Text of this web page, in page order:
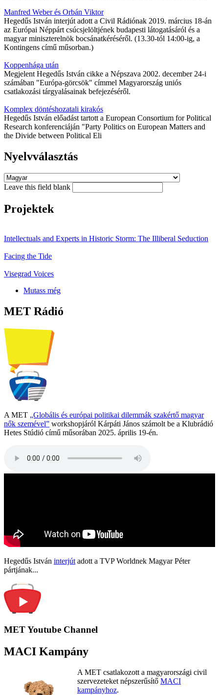
Manfred Weber és Orbán Viktor
Hegedűs István interjút adott a Civil Rádiónak 2019. március 18-án
az Európai Néppárt csúcsjelöltjének budapesti látogatásáról és a
magyar miniszterelnök bocsánatkéréséről. (13.30-tól 14:00-ig, a
Kontingens című műsorban.)
Koppenhága után
Megjelent Hegedűs István cikke a Népszava 2002. december 24-i
számában "Európa-görcsök" címmel Magyarország uniós
csatlakozási tárgyalásainak befejezéséről.
Komplex döntéshozatali kirakós
Hegedűs István előadást tartott a European Consortium for Political
Research konferenciáján "Party Politics on European Matters and
the Divide between Political Eli
Nyelvválasztás
Leave this field blank
Projektek
Intellectuals and Experts in Historic Storm: The Illiberal Seduction
Facing the Tide
Visegrad Voices
Mutass még
MET Rádió
A MET „Globális és európai politikai dilemmák szakértő magyar
nők szemével” workshopjáról Kárpáti János számolt be a Klubrádió
Hetes Stúdió című műsorában 2025. április 19-én.
Hegedűs István interjút adott a TVP Worldnek Magyar Péter
pártjának...
MET Youtube Channel
MACI Kampány
A MET csatlakozott a magyarországi civil
szervezeteket népszerűsítő MACI
kampányhoz.